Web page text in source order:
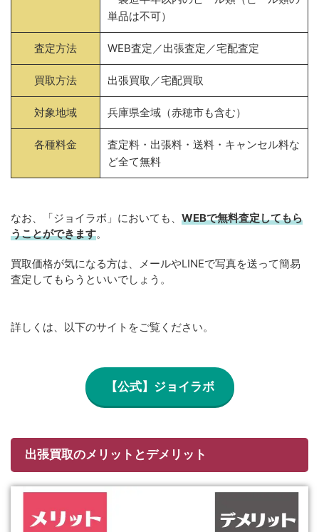
単品は不可）
査定方法 WEB査定／出張査定／宅配査定
買取方法 出張買取／宅配買取
対象地域 兵庫県全域（赤穂市も含む）
各種料金
査定料・出張料・送料・キャンセル料な
ど全て無料
なお、「ジョイラボ」においても、 WEBで無料査定してもら
うことができます。
買取価格が気になる方は、メールやLINEで写真を送って簡易
査定してもらうといいでしょう。
詳しくは、以下のサイトをご覧ください。
【公式】ジョイラボ
出張買取のメリットとデメリット